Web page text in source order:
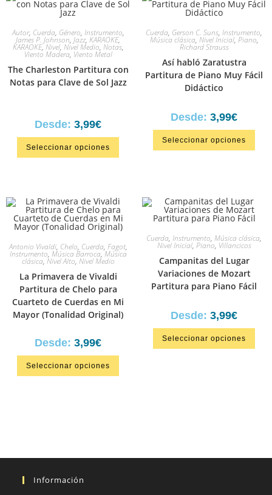
Autor, Cuerda, Género, Instrumento,
James P. Johnson, Jazz, KARAOKE,
KARAOKE,Nivel, Nivel Medio, Notas,
Viento Madera, Viento Metal
The Charleston Partitura con
Notas para Clave de Sol Jazz
Desde: 3,99€
Seleccionar opciones
Cuerda, Gerson C. Suns, Instrumento,
Música clásica, Nivel Inicial, Piano,
Richard Strauss
Así habló Zaratustra
Partitura de Piano Muy Fácil
Didáctico
Desde: 3,99€
Seleccionar opciones
Antonio Vivaldi, Chelo, Cuerda, Fagot,
Instrumento, Música Barroca,Música
clásica, Nivel Alto, Nivel Medio
La Primavera de Vivaldi
Partitura de Chelo para
Cuarteto de Cuerdas en Mi
Mayor (Tonalidad Original)
Desde: 3,99€
Seleccionar opciones
Cuerda, Instrumento, Música clásica,
Nivel Inicial, Piano, Villancicos
Campanitas del Lugar
Variaciones de Mozart
Partitura para Piano Fácil
Desde: 3,99€
Seleccionar opciones
Información